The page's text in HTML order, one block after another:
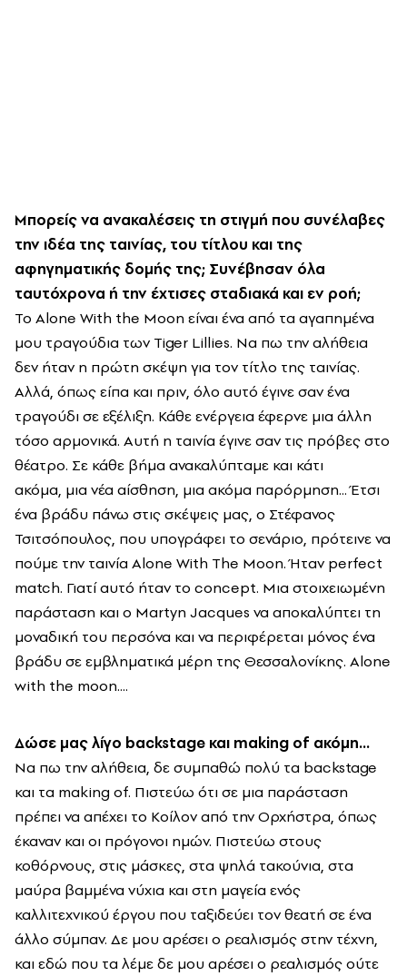
Μπορείς να ανακαλέσεις τη στιγμή που συνέλαβες
την ιδέα της ταινίας, του τίτλου και της
αφηγηματικής δομής της; Συνέβησαν όλα
ταυτόχρονα ή την έχτισες σταδιακά και εν ροή;
Το Alone With the Moon είναι ένα από τα αγαπημένα
μου τραγούδια των Tiger Lillies. Να πω την αλήθεια
δεν ήταν η πρώτη σκέψη για τον τίτλο της ταινίας.
Αλλά, όπως είπα και πριν, όλο αυτό έγινε σαν ένα
τραγούδι σε εξέλιξη. Κάθε ενέργεια έφερνε μια άλλη
τόσο αρμονικά. Αυτή η ταινία έγινε σαν τις πρόβες στο
θέατρο. Σε κάθε βήμα ανακαλύπταμε και κάτι
ακόμα, μια νέα αίσθηση, μια ακόμα παρόρμηση... Έτσι
ένα βράδυ πάνω στις σκέψεις μας, ο Στέφανος
Τσιτσόπουλος, που υπογράφει το σενάριο, πρότεινε να
πούμε την ταινία Alone With The Moon. Ήταν perfect
match. Γιατί αυτό ήταν το concept. Μια στοιχειωμένη
παράσταση και ο Martyn Jacques να αποκαλύπτει τη
μοναδική του περσόνα και να περιφέρεται μόνος ένα
βράδυ σε εμβληματικά μέρη της Θεσσαλονίκης. Alone
with the moon....
Δώσε μας λίγο backstage και making of ακόμη…
Να πω την αλήθεια, δε συμπαθώ πολύ τα backstage
και τα making of. Πιστεύω ότι σε μια παράσταση
πρέπει να απέχει το Κοίλον από την Ορχήστρα, όπως
έκαναν και οι πρόγονοι ημών. Πιστεύω στους
κοθόρνους, στις μάσκες, στα ψηλά τακούνια, στα
μαύρα βαμμένα νύχια και στη μαγεία ενός
καλλιτεχνικού έργου που ταξιδεύει τον θεατή σε ένα
άλλο σύμπαν. Δε μου αρέσει ο ρεαλισμός στην τέχνη,
και εδώ που τα λέμε δε μου αρέσει ο ρεαλισμός ούτε